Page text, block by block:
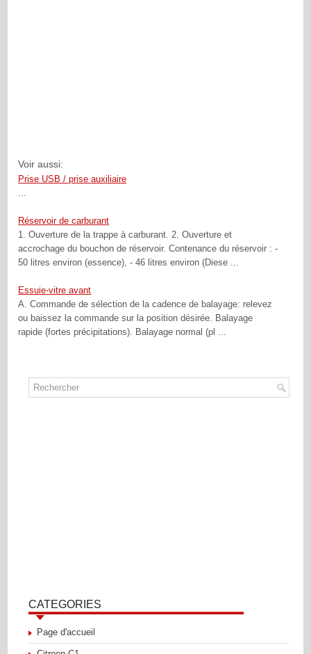
Voir aussi:
Prise USB / prise auxiliaire
...
Réservoir de carburant
1. Ouverture de la trappe à carburant. 2. Ouverture et
accrochage du bouchon de réservoir. Contenance du réservoir : -
50 litres environ (essence), - 46 litres environ (Diese ...
Essuie-vitre avant
A. Commande de sélection de la cadence de balayage: relevez
ou baissez la commande sur la position désirée. Balayage
rapide (fortes précipitations). Balayage normal (pl ...
CATEGORIES
Page d'accueil